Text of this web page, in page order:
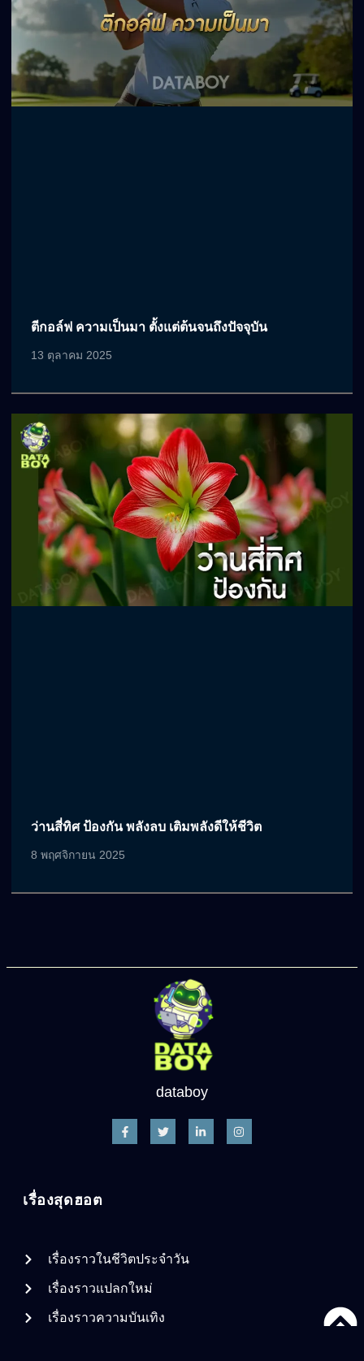
ตีกอล์ฟ ความเป็นมา ตั้งแต่ต้นจนถึงปัจจุบัน
13 ตุลาคม 2025
ว่านสี่ทิศ ป้องกัน พลังลบ เติมพลังดีให้ชีวิต
8 พฤศจิกายน 2025
databoy
เรื่องสุดฮอต
เรื่องราวในชีวิตประจำวัน
เรื่องราวแปลกใหม่
เรื่องราวความบันเทิง